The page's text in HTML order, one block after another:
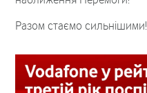
Разом стаємо сильнішими!